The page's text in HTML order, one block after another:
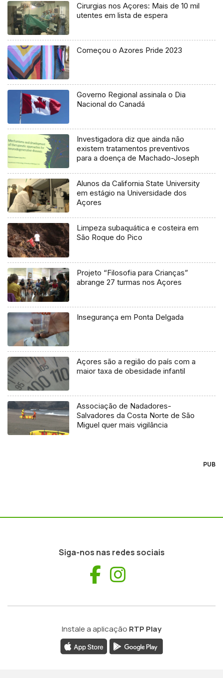
Cirurgias nos Açores: Mais de 10 mil
utentes em lista de espera
Começou o Azores Pride 2023
Governo Regional assinala o Dia
Nacional do Canadá
Investigadora diz que ainda não
existem tratamentos preventivos
para a doença de Machado-Joseph
Alunos da California State University
em estágio na Universidade dos
Açores
Limpeza subaquática e costeira em
São Roque do Pico
Projeto “Filosofia para Crianças”
abrange 27 turmas nos Açores
Insegurança em Ponta Delgada
Açores são a região do país com a
maior taxa de obesidade infantil
Associação de Nadadores-
Salvadores da Costa Norte de São
Miguel quer mais vigilância
PUB
Siga-nos nas redes sociais
Facebook
Instale a aplicação RTP Play